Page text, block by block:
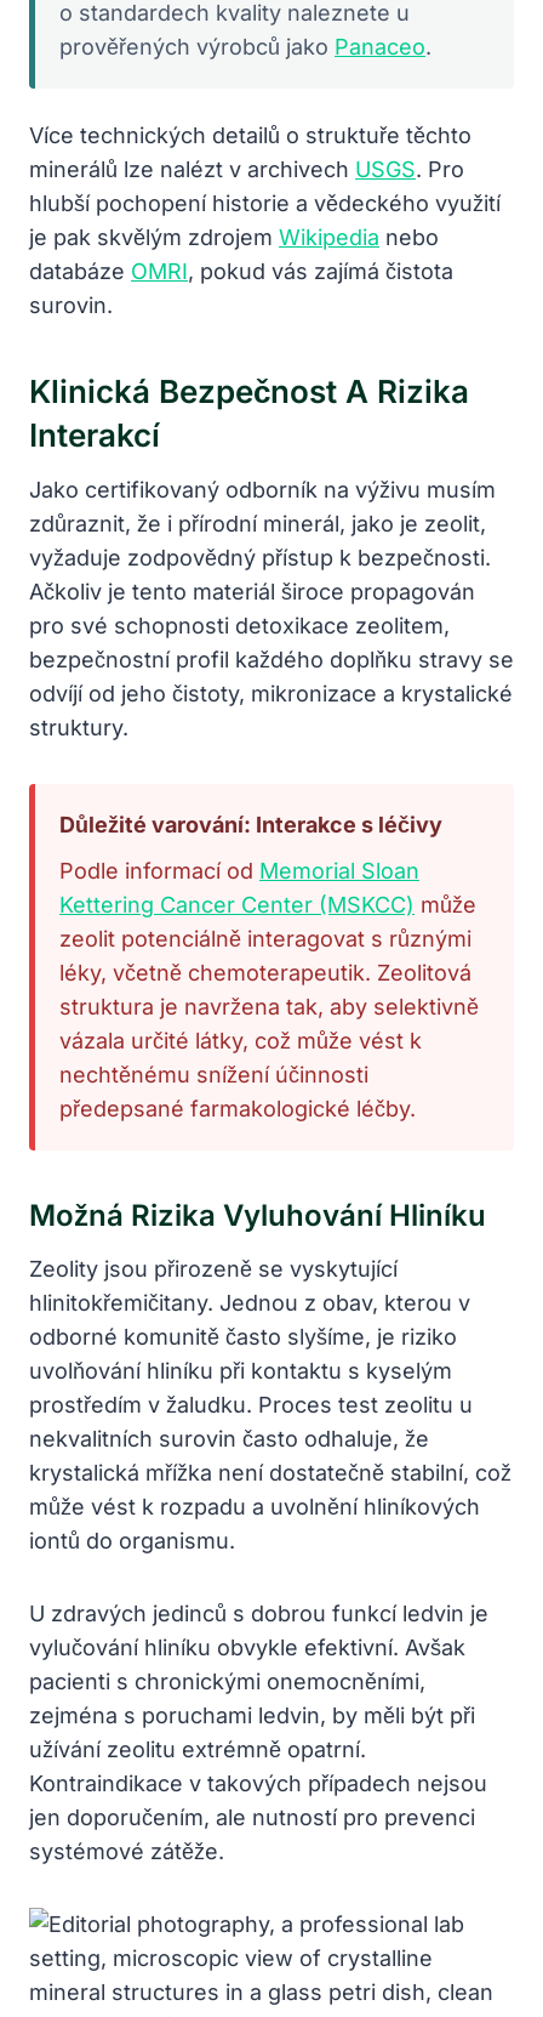
o standardech kvality naleznete u
prověřených výrobců jako Panaceo.
Více technických detailů o struktuře těchto
minerálů lze nalézt v archivech USGS. Pro
hlubší pochopení historie a vědeckého využití
je pak skvělým zdrojem Wikipedia nebo
databáze OMRI, pokud vás zajímá čistota
surovin.
Klinická Bezpečnost A Rizika
Interakcí
Jako certifikovaný odborník na výživu musím
zdůraznit, že i přírodní minerál, jako je zeolit,
vyžaduje zodpovědný přístup k bezpečnosti.
Ačkoliv je tento materiál široce propagován
pro své schopnosti detoxikace zeolitem,
bezpečnostní profil každého doplňku stravy se
odvíjí od jeho čistoty, mikronizace a krystalické
struktury.
Důležité varování: Interakce s léčivy
Podle informací od Memorial Sloan
Kettering Cancer Center (MSKCC) může
zeolit potenciálně interagovat s různými
léky, včetně chemoterapeutik. Zeolitová
struktura je navržena tak, aby selektivně
vázala určité látky, což může vést k
nechtěnému snížení účinnosti
předepsané farmakologické léčby.
Možná Rizika Vyluhování Hliníku
Zeolity jsou přirozeně se vyskytující
hlinitokřemičitany. Jednou z obav, kterou v
odborné komunitě často slyšíme, je riziko
uvolňování hliníku při kontaktu s kyselým
prostředím v žaludku. Proces test zeolitu u
nekvalitních surovin často odhaluje, že
krystalická mřížka není dostatečně stabilní, což
může vést k rozpadu a uvolnění hliníkových
iontů do organismu.
U zdravých jedinců s dobrou funkcí ledvin je
vylučování hliníku obvykle efektivní. Avšak
pacienti s chronickými onemocněními,
zejména s poruchami ledvin, by měli být při
užívání zeolitu extrémně opatrní.
Kontraindikace v takových případech nejsou
jen doporučením, ale nutností pro prevenci
systémové zátěže.